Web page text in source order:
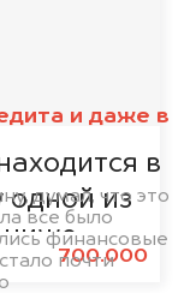
700.000
и даже в
думал, что это
все было
финансовые
почти
в
одной из
ниже
его на